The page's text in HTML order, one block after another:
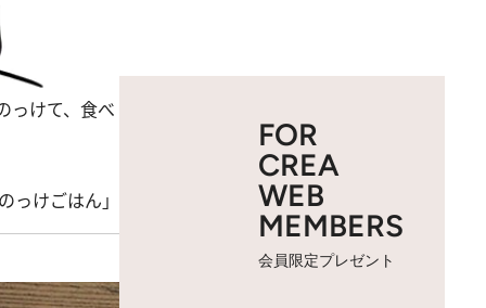
っけて、食べ
っけごはん」
FOR
CREA
WEB
MEMBERS
会員限定プレゼント